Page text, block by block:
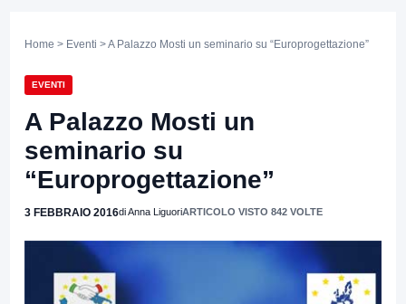
Home > Eventi > A Palazzo Mosti un seminario su “Europrogettazione”
EVENTI
A Palazzo Mosti un
seminario su
“Europrogettazione”
3 FEBBRAIO 2016di Anna LiguoriARTICOLO VISTO 842 VOLTE